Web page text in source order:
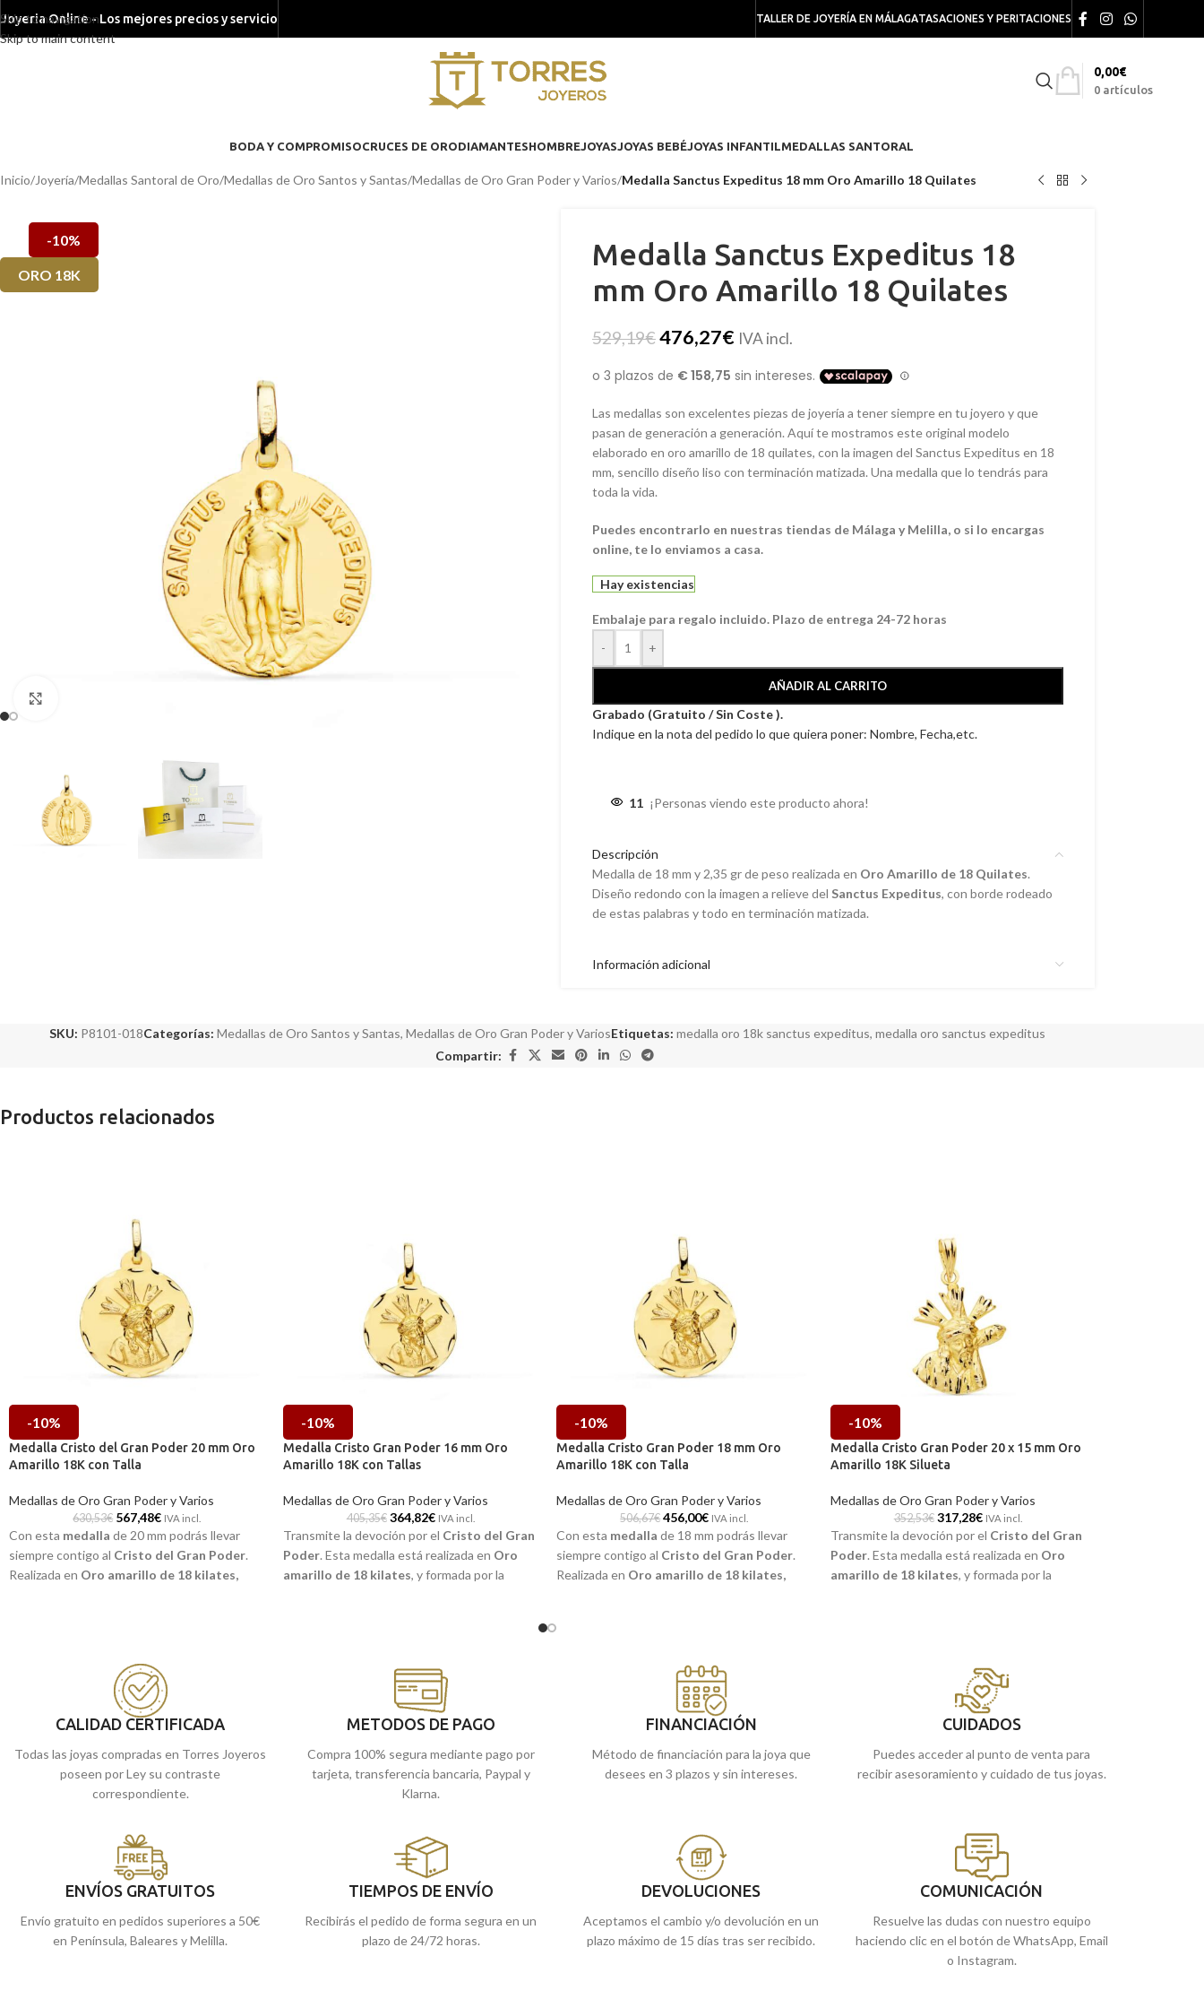
Skip to navigation
Skip to main content
Joyeria Online - Los mejores precios y servicio TALLER DE JOYERÍA EN MÁLAGATASACIONES Y PERITACIONES
0 artículos
0,00€
BODA Y COMPROMISOCRUCES DE ORODIAMANTESHOMBREJOYASJOYAS BEBÉJOYAS INFANTILMEDALLAS SANTORAL
Inicio/Joyería/Medallas Santoral de Oro/Medallas de Oro Santos y Santas/Medallas de Oro Gran Poder y Varios/Medalla Sanctus Expeditus 18 mm Oro Amarillo 18 Quilates
-10%
ORO 18K
Medalla Sanctus Expeditus 18
mm Oro Amarillo 18 Quilates
529,19€476,27€ IVA incl.
Las medallas son excelentes piezas de joyería a tener siempre en tu joyero y que
pasan de generación a generación. Aquí te mostramos este original modelo
elaborado en oro amarillo de 18 quilates, con la imagen del Sanctus Expeditus en 18
mm, sencillo diseño liso con terminación matizada. Una medalla que lo tendrás para
toda la vida.
Puedes encontrarlo en nuestras tiendas de Málaga y Melilla, o si lo encargas
online, te lo enviamos a casa.
Hay existencias
Embalaje para regalo incluido. Plazo de entrega 24-72 horas
-
+
AÑADIR AL CARRITO
Grabado (Gratuito / Sin Coste ).
Indique en la nota del pedido lo que quiera poner: Nombre, Fecha,etc.
11 ¡Personas viendo este producto ahora!
Descripción
Medalla de 18 mm y 2,35 gr de peso realizada en Oro Amarillo de 18 Quilates.
Diseño redondo con la imagen a relieve del Sanctus Expeditus, con borde rodeado
de estas palabras y todo en terminación matizada.
Información adicional
SKU: P8101-018Categorías: Medallas de Oro Santos y Santas, Medallas de Oro Gran Poder y VariosEtiquetas: medalla oro 18k sanctus expeditus, medalla oro sanctus expeditus
Compartir:
Productos relacionados
-10%
Medalla Cristo del Gran Poder 20 mm Oro
Amarillo 18K con Talla
Medallas de Oro Gran Poder y Varios
630,53€ 567,48€ IVA incl.
Con esta medalla de 20 mm podrás llevar
siempre contigo al Cristo del Gran Poder.
Realizada en Oro amarillo de 18 kilates,
Puedes encontrarla en nuestras tiendas
de Málaga, o comprarla online y te la
-10%
Medalla Cristo Gran Poder 16 mm Oro
Amarillo 18K con Tallas
Medallas de Oro Gran Poder y Varios
405,35€ 364,82€ IVA incl.
Transmite la devoción por el Cristo del Gran
Poder. Esta medalla está realizada en Oro
amarillo de 18 kilates, y formada por la
de Málaga, o comprarla online y te la
-10%
Medalla Cristo Gran Poder 18 mm Oro
Amarillo 18K con Talla
Medallas de Oro Gran Poder y Varios
506,67€ 456,00€ IVA incl.
Con esta medalla de 18 mm podrás llevar
siempre contigo al Cristo del Gran Poder.
Realizada en Oro amarillo de 18 kilates,
Puedes encontrarla en nuestras tiendas
de Málaga, o comprarla online y te la
-10%
Medalla Cristo Gran Poder 20 x 15 mm Oro
Amarillo 18K Silueta
Medallas de Oro Gran Poder y Varios
352,53€ 317,28€ IVA incl.
Transmite la devoción por el Cristo del Gran
Poder. Esta medalla está realizada en Oro
amarillo de 18 kilates, y formada por la
CALIDAD CERTIFICADA
Todas las joyas compradas en Torres Joyeros
poseen por Ley su contraste
correspondiente.
METODOS DE PAGO
Compra 100% segura mediante pago por
tarjeta, transferencia bancaria, Paypal y
Klarna.
FINANCIACIÓN
Método de financiación para la joya que
desees en 3 plazos y sin intereses.
CUIDADOS
Puedes acceder al punto de venta para
recibir asesoramiento y cuidado de tus joyas.
ENVÍOS GRATUITOS
Envío gratuito en pedidos superiores a 50€
en Península, Baleares y Melilla.
TIEMPOS DE ENVÍO
Recibirás el pedido de forma segura en un
plazo de 24/72 horas.
DEVOLUCIONES
Aceptamos el cambio y/o devolución en un
plazo máximo de 15 días tras ser recibido.
COMUNICACIÓN
Resuelve las dudas con nuestro equipo
haciendo clic en el botón de WhatsApp, Email
o Instagram.